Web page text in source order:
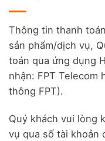
Thông tin thanh
sản phẩm/dịch vụ,
toán qua ứng dụng
nhận: FPT Telecom
thông FPT).
Quý khách vui lòng
vụ qua số tài khoản